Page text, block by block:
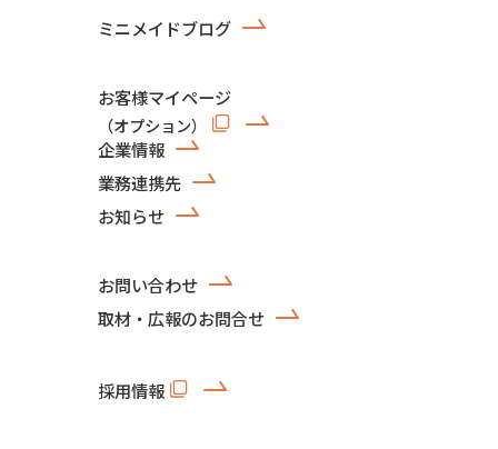
ミニメイドブログ
お客様マイページ
（オプション）
企業情報
業務連携先
お知らせ
お問い合わせ
取材・広報のお問合せ
採用情報